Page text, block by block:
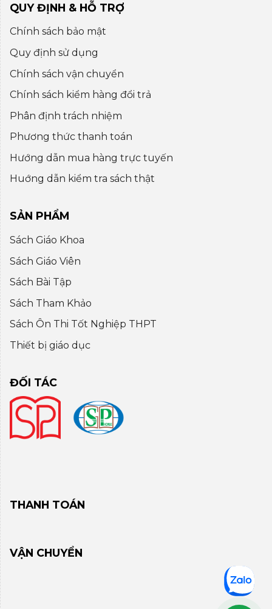
QUY ĐỊNH & HỖ TRỢ
Chính sách bảo mật
Quy định sử dụng
Chính sách vận chuyển
Chính sách kiểm hàng đổi trả
Phân định trách nhiệm
Phương thức thanh toán
Hướng dẫn mua hàng trực tuyến
Huớng dẫn kiểm tra sách thật
SẢN PHẨM
Sách Giáo Khoa
Sách Giáo Viên
Sách Bài Tập
Sách Tham Khảo
Sách Ôn Thi Tốt Nghiệp THPT
Thiết bị giáo dục
ĐỐI TÁC
THANH TOÁN
VẬN CHUYỂN